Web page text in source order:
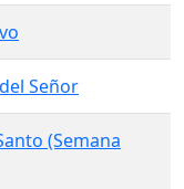
Señor
(Semana